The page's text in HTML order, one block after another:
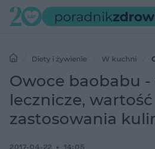
Diety i żywienie W kuchni
lecznicze, wartość odżywcza,
Owoce baobabu -
lecznicze,
zastosowania